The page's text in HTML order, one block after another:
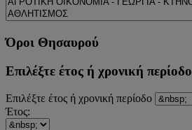
Όροι Θησαυρού
Επιλέξτε έτος ή χρονική περίοδο
Επιλέξτε έτος ή χρονική περίοδο
Έτος: